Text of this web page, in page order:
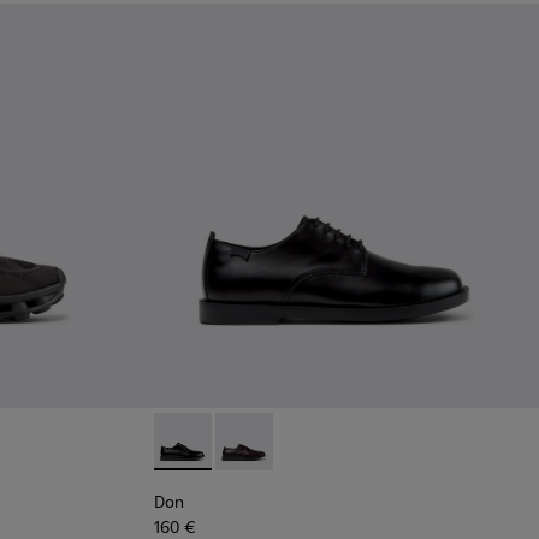
004
- K101114-002
Twins - K101114-001
negras de materiales técnicos reciclados para
011 - Zapatillas azules de materiales técnicos reciclados para
010
- K101109-007 - Zapatillas marrones de materiales
Don - K101140-001 - Zapatos negros de piel
Don - K101140-003
Don
160 €